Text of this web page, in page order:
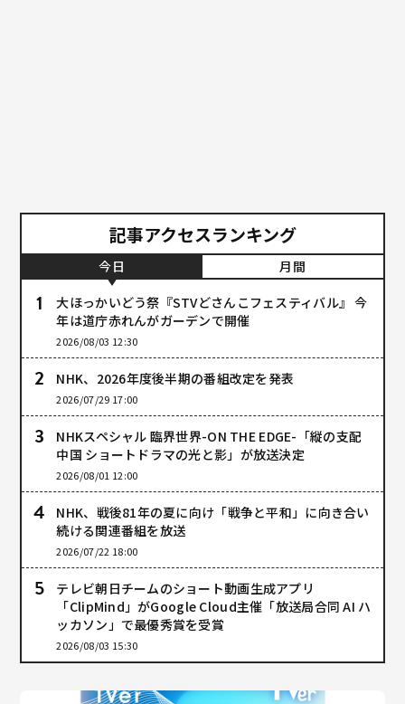
記事アクセスランキング
今日
月間
大ほっかいどう祭『STVどさんこフェスティバル』 今
年は道庁赤れんがガーデンで開催
2026/08/03 12:30
NHK、2026年度後半期の番組改定を発表
2026/07/29 17:00
NHKスペシャル 臨界世界-ON THE EDGE-「縦の支配
中国 ショートドラマの光と影」が放送決定
2026/08/01 12:00
NHK、戦後81年の夏に向け「戦争と平和」に向き合い
続ける関連番組を放送
2026/07/22 18:00
テレビ朝日チームのショート動画生成アプリ
「ClipMind」がGoogle Cloud主催「放送局合同 AI ハ
ッカソン」で最優秀賞を受賞
2026/08/03 15:30